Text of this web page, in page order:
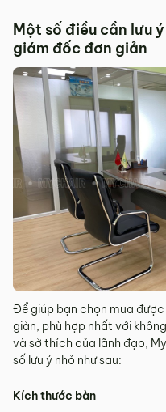
Một số điều cần lưu
giám đốc đơn giản
Để giúp bạn chọn mua
giản, phù hợp nhất với
và sở thích của lãnh đạo,
số lưu ý nhỏ như sau:
Kích thước bàn